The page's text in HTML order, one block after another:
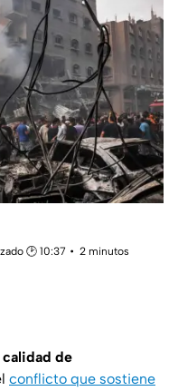
🕑 10:37
2 minutos
calidad de
conflicto que sostiene